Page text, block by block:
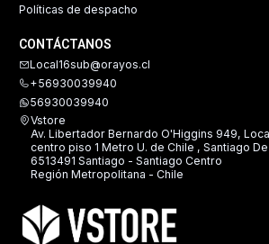
Políticas de despacho
CONTÁCTANOS
Local16sub@orayos.cl
+56930039940
56930039940
Vstore
Av. Libertador Bernardo O'Higgins 949,
centro piso 1 Metro U. de Chile , Santiago
6513491 Santiago - Santiago Centro
Región Metropolitana - Chile